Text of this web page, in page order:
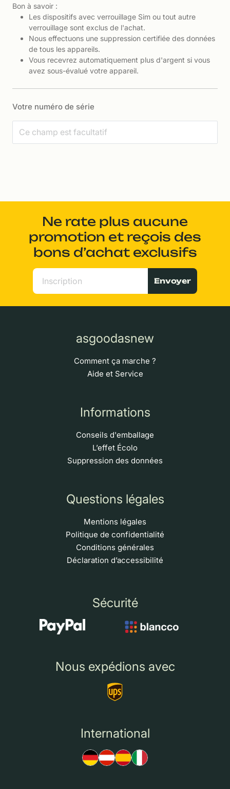
Bon à savoir :
Les dispositifs avec verrouillage Sim ou tout autre
verrouillage sont exclus de l'achat.
Nous effectuons une suppression certifiée des données
de tous les appareils.
Vous recevrez automatiquement plus d'argent si vous
avez sous-évalué votre appareil.
Votre numéro de série
Ne rate plus aucune
promotion et reçois des
bons d’achat exclusifs
Envoyer
asgoodasnew
Comment ça marche ?
Aide et Service
Informations
Conseils d'emballage
L’effet Écolo
Suppression des données
Questions légales
Mentions légales
Politique de confidentialité
Conditions générales
Déclaration d’accessibilité
Sécurité
Nous expédions avec
International